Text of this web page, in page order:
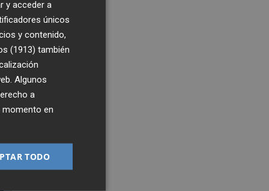
y acceder a
únicos
y contenido,
(1913) también
Algunos
a
momento en
TODO